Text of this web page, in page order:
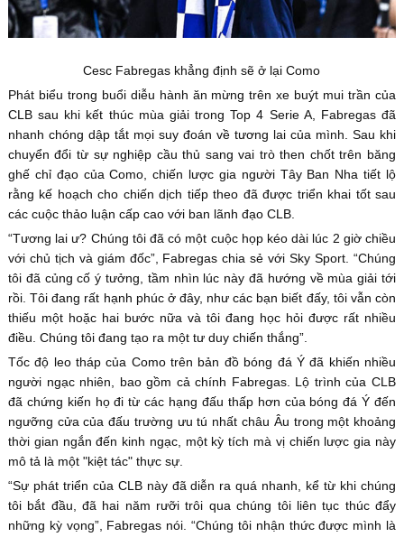
Cesc Fabregas khẳng định sẽ ở lại Como
Phát biểu trong buổi diễu hành ăn mừng trên xe buýt mui trần của
CLB sau khi kết thúc mùa giải trong Top 4 Serie A, Fabregas đã
nhanh chóng dập tắt mọi suy đoán về tương lai của mình. Sau khi
chuyển đổi từ sự nghiệp cầu thủ sang vai trò then chốt trên băng
ghế chỉ đạo của Como, chiến lược gia người Tây Ban Nha tiết lộ
rằng kế hoạch cho chiến dịch tiếp theo đã được triển khai tốt sau
các cuộc thảo luận cấp cao với ban lãnh đạo CLB.
“Tương lai ư? Chúng tôi đã có một cuộc họp kéo dài lúc 2 giờ chiều
với chủ tịch và giám đốc”, Fabregas chia sẻ với Sky Sport. “Chúng
tôi đã củng cố ý tưởng, tầm nhìn lúc này đã hướng về mùa giải tới
rồi. Tôi đang rất hạnh phúc ở đây, như các bạn biết đấy, tôi vẫn còn
thiếu một hoặc hai bước nữa và tôi đang học hỏi được rất nhiều
điều. Chúng tôi đang tạo ra một tư duy chiến thắng”.
Tốc độ leo tháp của Como trên bản đồ bóng đá Ý đã khiến nhiều
người ngạc nhiên, bao gồm cả chính Fabregas. Lộ trình của CLB
đã chứng kiến họ đi từ các hạng đấu thấp hơn của bóng đá Ý đến
ngưỡng cửa của đấu trường ưu tú nhất châu Âu trong một khoảng
thời gian ngắn đến kinh ngạc, một kỳ tích mà vị chiến lược gia này
mô tả là một "kiệt tác" thực sự.
“Sự phát triển của CLB này đã diễn ra quá nhanh, kể từ khi chúng
tôi bắt đầu, đã hai năm rưỡi trôi qua chúng tôi liên tục thúc đẩy
những kỳ vọng”, Fabregas nói. “Chúng tôi nhận thức được mình là